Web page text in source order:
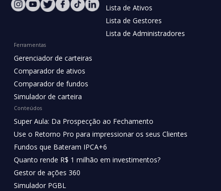
Lista de Ativos
Lista de Gestores
Lista de Administradores
Ferramentas
Gerenciador de carteiras
Comparador de ativos
Comparador de fundos
Simulador de carteira
Conteúdos
Super Aula: Da Prospecção ao Fechamento
Use o Retorno Pro para impressionar os seus Clientes
Fundos que Bateram IPCA+6
Quanto rende R$ 1 milhão em investimentos?
Gestor de ações 360
Simulador PGBL